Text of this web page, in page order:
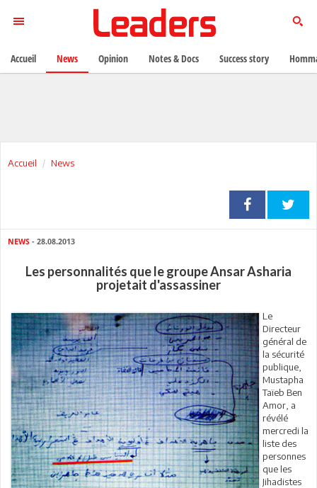
Accueil News
NEWS - 28.08.2013
Les personnalités que le groupe Ansar Asharia
projetait d'assassiner
Le
Directeur
général de
la sécurité
publique,
Mustapha
Taïeb Ben
Amor, a
révélé
mercredi la
liste des
personnes
que les
Jihadistes
Accueil News Opinion Notes & Docs Success story